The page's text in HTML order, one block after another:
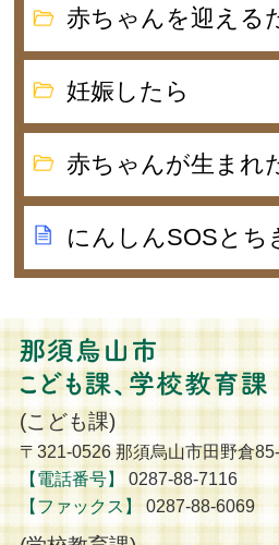
赤ちゃんを迎える
妊娠したら
赤ちゃんが生まれ
にんしんSOSとち
(こども課)
〒321-0526 那須烏山市田野倉
【電話番号】
0287-88-7116
【ファックス】0287-88-6069